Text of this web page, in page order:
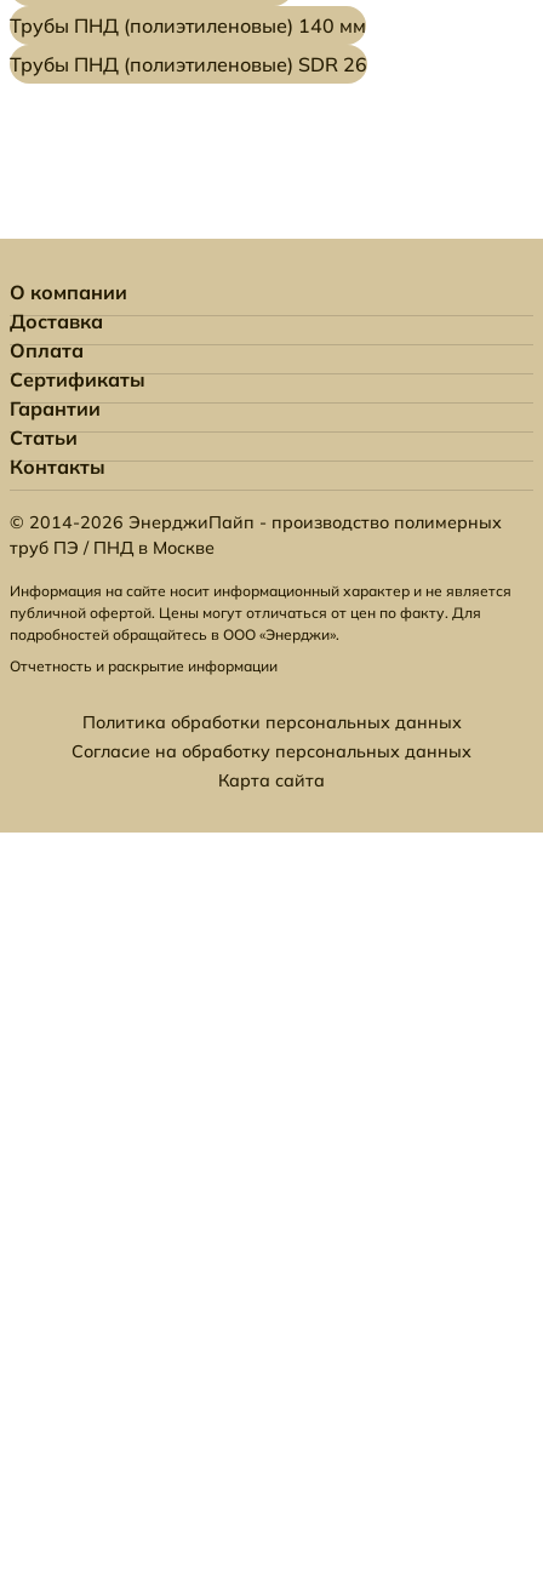
Трубы ПНД (полиэтиленовые) 140 мм
Трубы ПНД (полиэтиленовые) SDR 26
О компании
Доставка
Оплата
Сертификаты
Гарантии
Статьи
Контакты
© 2014-2026 ЭнерджиПайп - производство полимерных
труб ПЭ / ПНД в Москве
Информация на сайте носит информационный характер и не является
публичной офертой. Цены могут отличаться от цен по факту. Для
подробностей обращайтесь в ООО «Энерджи».
Отчетность и раскрытие информации
Политика обработки персональных данных
Согласие на обработку персональных данных
Карта сайта